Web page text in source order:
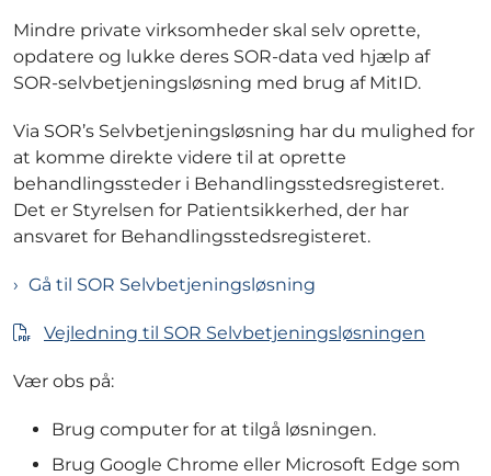
Mindre private virksomheder skal selv oprette,
opdatere og lukke deres SOR-data ved hjælp af
SOR-selvbetjeningsløsning med brug af MitID.
Via SOR’s Selvbetjeningsløsning har du mulighed for
at komme direkte videre til at oprette
behandlingssteder i Behandlingsstedsregisteret.
Det er Styrelsen for Patientsikkerhed, der har
ansvaret for Behandlingsstedsregisteret.
Gå til SOR Selvbetjeningsløsning
Vejledning til SOR Selvbetjeningsløsningen
Vær obs på:
Brug computer for at tilgå løsningen.
Brug Google Chrome eller Microsoft Edge som